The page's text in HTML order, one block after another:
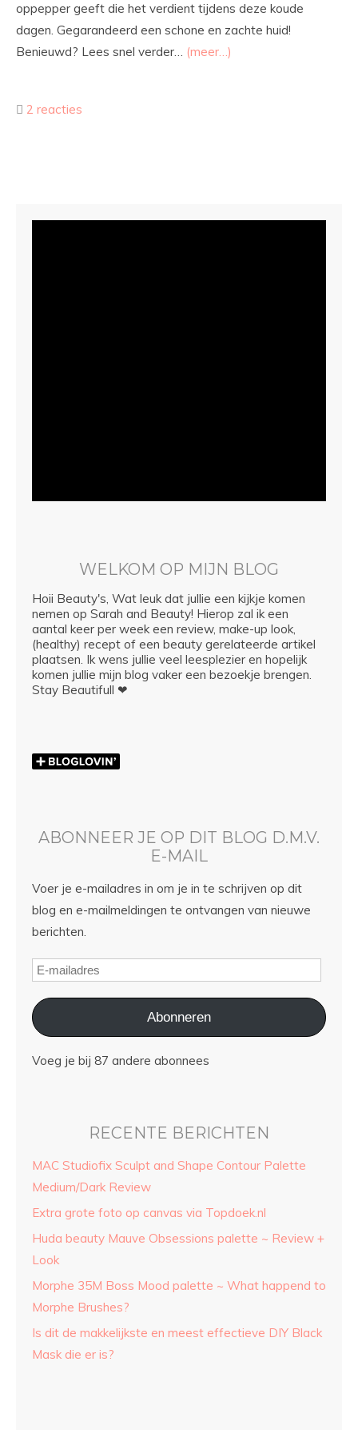
oppepper geeft die het verdient tijdens deze koude
dagen. Gegarandeerd een schone en zachte huid!
Benieuwd? Lees snel verder… (meer…)
2 reacties
WELKOM OP MIJN BLOG
Hoii Beauty's, Wat leuk dat jullie een kijkje komen
nemen op Sarah and Beauty! Hierop zal ik een
aantal keer per week een review, make-up look,
(healthy) recept of een beauty gerelateerde artikel
plaatsen. Ik wens jullie veel leesplezier en hopelijk
komen jullie mijn blog vaker een bezoekje brengen.
Stay Beautifull ❤
ABONNEER JE OP DIT BLOG D.M.V.
E-MAIL
Voer je e-mailadres in om je in te schrijven op dit
blog en e-mailmeldingen te ontvangen van nieuwe
berichten.
Abonneren
Voeg je bij 87 andere abonnees
RECENTE BERICHTEN
MAC Studiofix Sculpt and Shape Contour Palette
Medium/Dark Review
Extra grote foto op canvas via Topdoek.nl
Huda beauty Mauve Obsessions palette ~ Review +
Look
Morphe 35M Boss Mood palette ~ What happend to
Morphe Brushes?
Is dit de makkelijkste en meest effectieve DIY Black
Mask die er is?